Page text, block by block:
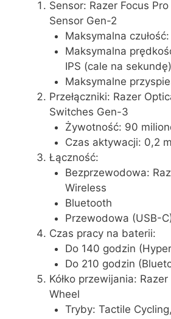
Sensor: Razer Focus
Sensor Gen-2
Maksymalna
Maksymalna
IPS (cale na sekundę)
Maksymalne
Przełączniki: Razer
Switches Gen-3
Żywotność: 90
Czas aktywacji: 0,2
Łączność:
Bezprzewodowa:
Wireless
Bluetooth
Przewodowa (USB-
Czas pracy na baterii:
Do 140 godzin
Do 210 godzin
Kółko przewijania:
Wheel
Tryby: Tactile